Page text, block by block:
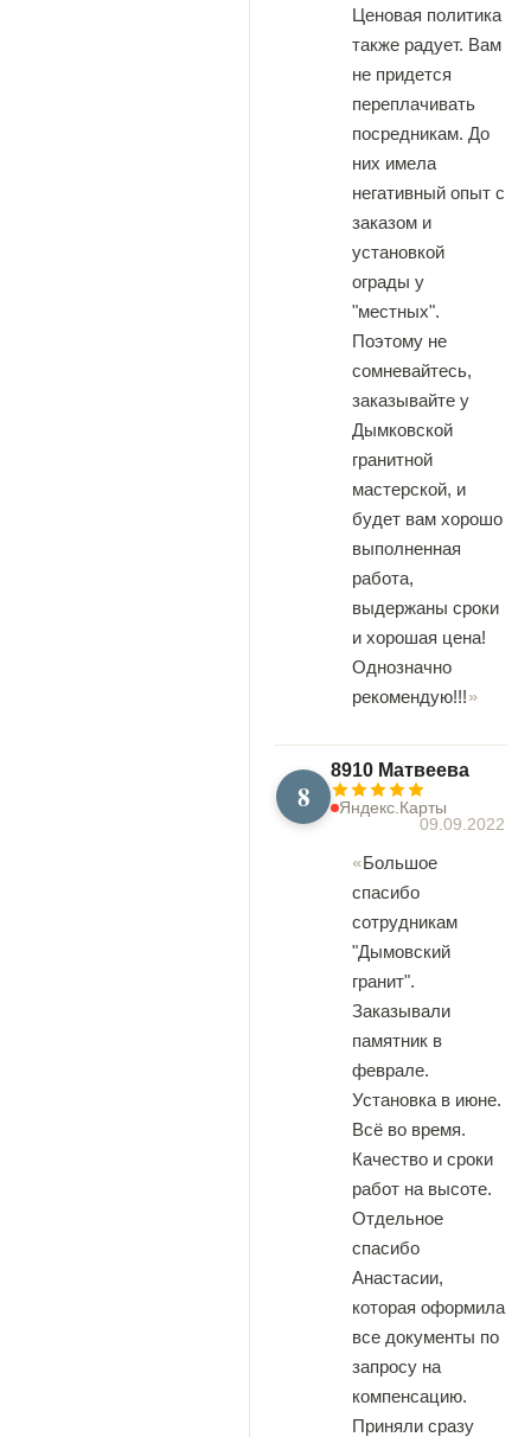
Ценовая политика
также радует. Вам
не придется
переплачивать
посредникам. До
них имела
негативный опыт с
заказом и
установкой
ограды у
"местных".
Поэтому не
сомневайтесь,
заказывайте у
Дымковской
гранитной
мастерской, и
будет вам хорошо
выполненная
работа,
выдержаны сроки
и хорошая цена!
Однозначно
рекомендую!!!
8
8910 Матвеева
Яндекс.Карты
09.09.2022
Большое
спасибо
сотрудникам
"Дымовский
гранит".
Заказывали
памятник в
феврале.
Установка в июне.
Всё во время.
Качество и сроки
работ на высоте.
Отдельное
спасибо
Анастасии,
которая оформила
все документы по
запросу на
компенсацию.
Приняли сразу